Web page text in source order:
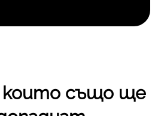
които също ще